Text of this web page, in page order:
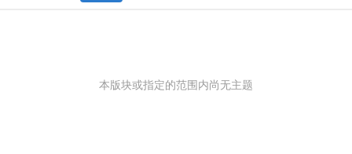
本版块或指定的范围内尚无主题